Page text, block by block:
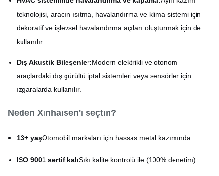
teknolojisi, aracın ısıtma, havalandırma ve klima sistemi için
dekoratif ve işlevsel havalandırma açıları oluşturmak için de
kullanılır.
Dış Akustik Bileşenler:Modern elektrikli ve otonom
araçlardaki dış gürültü iptal sistemleri veya sensörler için
ızgaralarda kullanılır.
Neden Xinhaisen'i seçtin?
13+ yaşOtomobil markaları için hassas metal kazımında
ISO 9001 sertifikalıSıkı kalite kontrolü ile (100% denetim)